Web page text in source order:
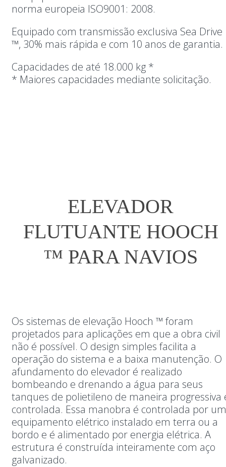
norma europeia ISO9001: 2008.
Equipado com transmissão exclusiva Sea Drive
™, 30% mais rápida e com 10 anos de garantia.
Capacidades de até 18.000 kg *
* Maiores capacidades mediante solicitação.
ELEVADOR
FLUTUANTE HOOCH
™ PARA NAVIOS
Os sistemas de elevação Hooch ™ foram
projetados para aplicações em que a obra civil
não é possível. O design simples facilita a
operação do sistema e a baixa manutenção. O
afundamento do elevador é realizado
bombeando e drenando a água para seus
tanques de polietileno de maneira progressiva
controlada. Essa manobra é controlada por um
equipamento elétrico instalado em terra ou a
bordo e é alimentado por energia elétrica. A
estrutura é construída inteiramente com aço
galvanizado.